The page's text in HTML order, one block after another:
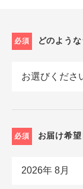
必須 どのよう
必須 お届け希望